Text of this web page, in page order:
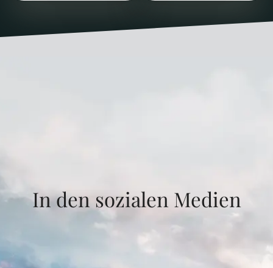
In den sozialen Medien